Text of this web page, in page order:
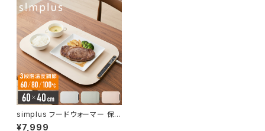
simplus フードウォーマー 保
温プレート プレート6枚用 ホッ
¥7,999